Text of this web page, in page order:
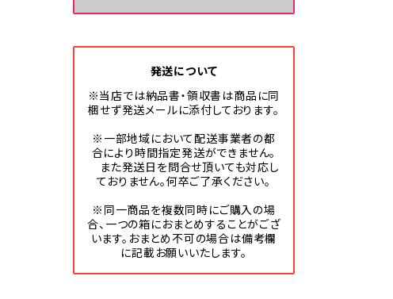
発送について
※当店では納品書・領収書は商品に同
梱せず発送メールに添付しております。
※一部地域において配送事業者の都
合により時間指定発送ができません。
また発送日を問合せ頂いても対応し
ておりません。何卒ご了承ください。
※同一商品を複数同時にご購入の場
合、一つの箱におまとめすることがござ
います。おまとめ不可の場合は備考欄
に記載お願いいたします。